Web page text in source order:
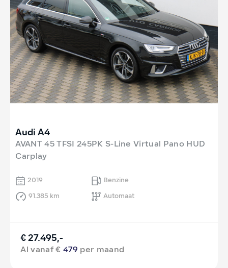
Audi A4
AVANT 45 TFSI 245PK S-Line Virtual Pano HUD
Carplay
2019
Benzine
91.385 km
Automaat
€ 27.495,-
Al vanaf €479 per maand